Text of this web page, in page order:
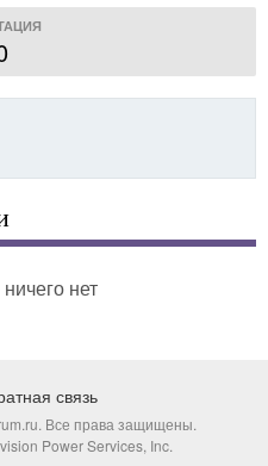
нет
связь
Все права защищены.
Power Services, Inc.